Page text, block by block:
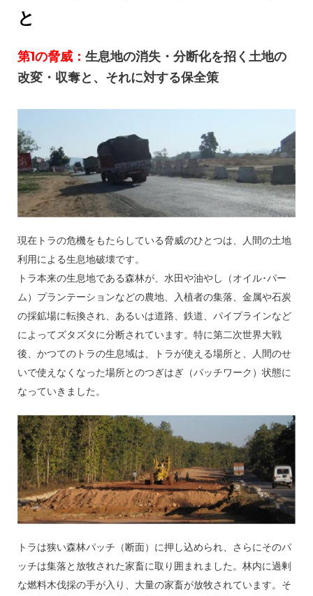
と
第1の脅威： 生息地の消失・分断化を招く土地の
改変・収奪と、それに対する保全策
現在トラの危機をもたらしている脅威のひとつは、人間の土地
利用による生息地破壊です。
トラ本来の生息地である森林が、水田や油やし（オイル･パー
ム）プランテーションなどの農地、入植者の集落、金属や石炭
の採鉱場に転換され、あるいは道路、鉄道、パイプラインなど
によってズタズタに分断されています。特に第二次世界大戦
後、かつてのトラの生息域は、トラが使える場所と、人間のせ
いで使えなくなった場所とのつぎはぎ（パッチワーク）状態に
なっていきました。
トラは狭い森林パッチ（断面）に押し込められ、さらにそのパ
ッチは集落と放牧された家畜に取り囲まれました。林内に過剰
な燃料木伐採の手が入り、大量の家畜が放牧されています。そ